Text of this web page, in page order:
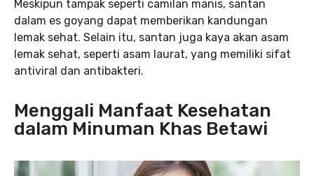
Meskipun tampak seperti camilan manis, santan
dalam es goyang dapat memberikan kandungan
lemak sehat. Selain itu, santan juga kaya akan asam
lemak sehat, seperti asam laurat, yang memiliki sifat
antiviral dan antibakteri.
Menggali Manfaat Kesehatan
dalam Minuman Khas Betawi